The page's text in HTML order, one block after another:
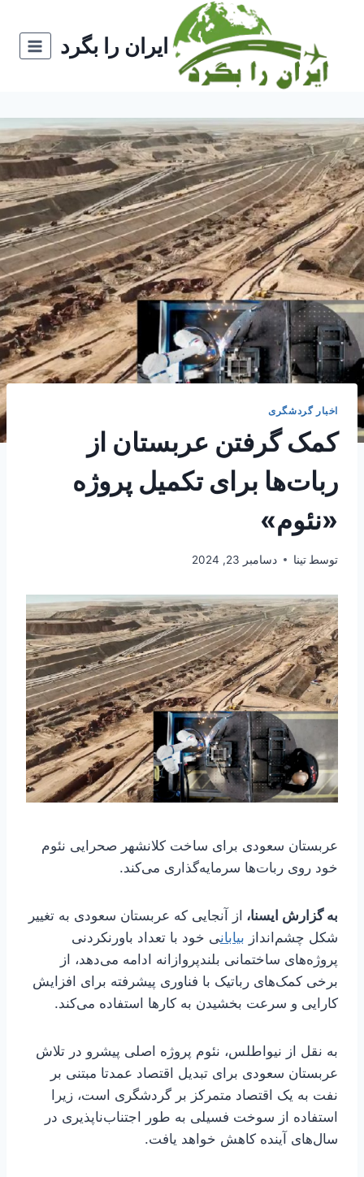
ایران را بگرد
اخبار گردشگری
کمک گرفتن عربستان از
ربات‌ها برای تکمیل پروژه
«نئوم»
توسط تینا دسامبر 23, 2024
عربستان سعودی برای ساخت کلانشهر صحرایی نئوم
خود روی ربات‌ها سرمایه‌گذاری می‌کند.
به گزارش ایسنا، از آنجایی که عربستان سعودی به تغییر
شکل چشم‌انداز بیابانی خود با تعداد باورنکردنی
پروژه‌های ساختمانی بلندپروازانه ادامه می‌دهد، از
برخی کمک‌های رباتیک با فناوری پیشرفته برای افزایش
کارایی و سرعت بخشیدن به کارها استفاده می‌کند.
به نقل از نیواطلس، نئوم پروژه اصلی پیشرو در تلاش
عربستان سعودی برای تبدیل اقتصاد عمدتا مبتنی بر
نفت به یک اقتصاد متمرکز بر گردشگری است، زیرا
استفاده از سوخت فسیلی به طور اجتناب‌ناپذیری در
سال‌های آینده کاهش خواهد یافت.